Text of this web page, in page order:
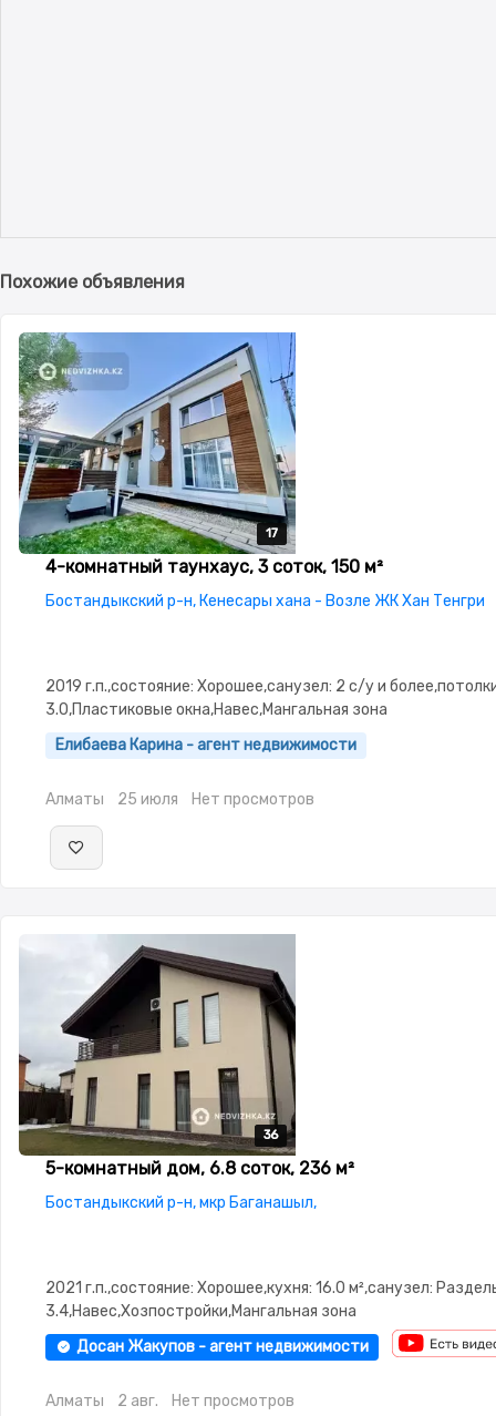
Похожие объявления
17
17
17
17
17
4-комнатный таунхаус, 3 соток, 150 м²
Бостандыкский р-н, Кенесары хана - Возле ЖК Хан Тенгри
2019 г.п.,состояние: Хорошее,санузел: 2 с/у и
3.0,Пластиковые окна,Навес,Мангальная зона
Елибаева Карина - агент недвижимости
Алматы 25 июля Нет просмотров
36
36
36
36
36
5-комнатный дом, 6.8 соток, 236 м²
Бостандыкский р-н, мкр Баганашыл,
2021 г.п.,состояние: Хорошее,кухня: 16.0 м²,санузел:
3.4,Навес,Хозпостройки,Мангальная зона
Досан Жакупов - агент недвижимости
Алматы 2 авг. Нет просмотров